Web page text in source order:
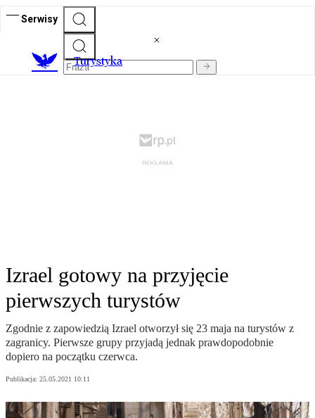
Serwisy
Turystyka
Izrael gotowy na przyjęcie
pierwszych turystów
Zgodnie z zapowiedzią Izrael otworzył się 23 maja na turystów z
zagranicy. Pierwsze grupy przyjadą jednak prawdopodobnie
dopiero na początku czerwca.
Publikacja: 25.05.2021 10:11